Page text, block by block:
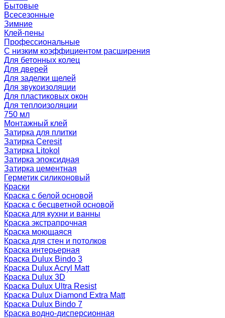
Бытовые
Всесезонные
Зимние
Клей-пены
Профессиональные
С низким коэффициентом расширения
Для бетонных колец
Для дверей
Для заделки щелей
Для звукоизоляции
Для пластиковых окон
Для теплоизоляции
750 мл
Монтажный клей
Затирка для плитки
Затирка Ceresit
Затирка Litokol
Затирка эпоксидная
Затирка цементная
Герметик силиконовый
Краски
Краска с белой основой
Краска с бесцветной основой
Краска для кухни и ванны
Краска экстрапрочная
Краска моющаяся
Краска для стен и потолков
Краска интерьерная
Краска Dulux Bindo 3
Краска Dulux Acryl Matt
Краска Dulux 3D
Краска Dulux Ultra Resist
Краска Dulux Diamond Extra Matt
Краска Dulux Bindo 7
Краска водно-дисперсионная